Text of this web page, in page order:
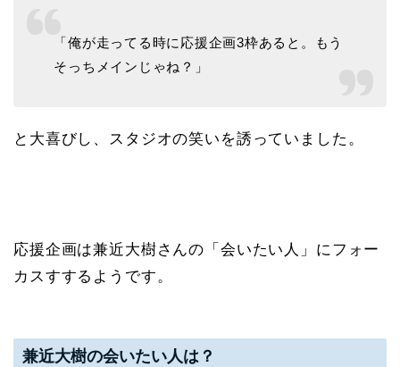
「俺が走ってる時に応援企画3枠あると。もう
そっちメインじゃね？」
と大喜びし、スタジオの笑いを誘っていました。
応援企画は兼近大樹さんの「会いたい人」にフォー
カスすするようです。
兼近大樹の会いたい人は？